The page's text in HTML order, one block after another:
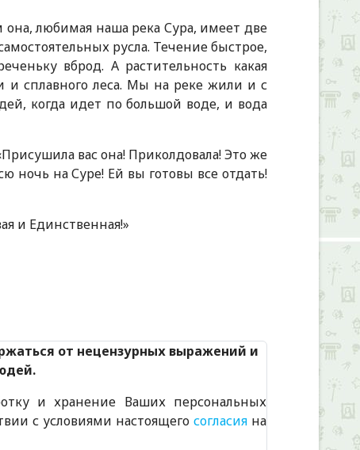
она, любимая наша река Сура, имеет две
русла. Течение быстрое,
вброд. А растительность какая
и сплавного леса. Мы на реке жили и с
когда идет по большой воде, и вода
вас она! Приколдовала! Это же
ночь на Суре! Ей вы готовы все отдать!
и Единственная!»
от нецензурных выражений и
и хранение Ваших персональных
с условиями настоящего согласияна